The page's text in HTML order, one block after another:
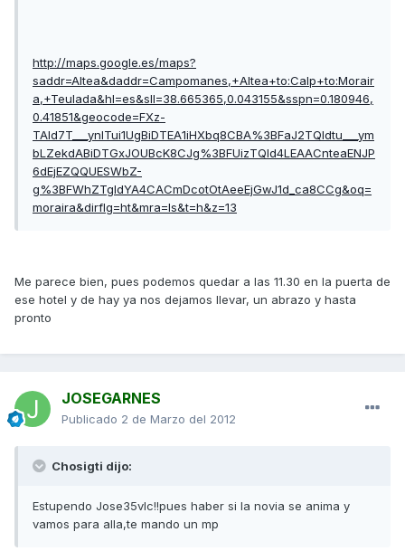
http://maps.google.es/maps?
saddr=Altea&daddr=Campomanes,+Altea+to:Calp+to:Morair
a,+Teulada&hl=es&sll=38.665365,0.043155&sspn=0.180946,
0.41851&geocode=FXz-
TAId7T___ynlTui1UgBiDTEA1iHXbq8CBA%3BFaJ2TQIdtu___ym
bLZekdABiDTGxJOUBcK8CJg%3BFUizTQId4LEAACnteaENJP
6dEjEZQQUESWbZ-
g%3BFWhZTgIdYA4CACmDcotOtAeeEjGwJ1d_ca8CCg&oq=
moraira&dirflg=ht&mra=ls&t=h&z=13
Me parece bien, pues podemos quedar a las 11.30 en la puerta de
ese hotel y de hay ya nos dejamos llevar, un abrazo y hasta
pronto
JOSEGARNES
Publicado 2 de Marzo del 2012
Chosigti dijo:
Estupendo Jose35vlc!!pues haber si la novia se anima y
vamos para alla,te mando un mp